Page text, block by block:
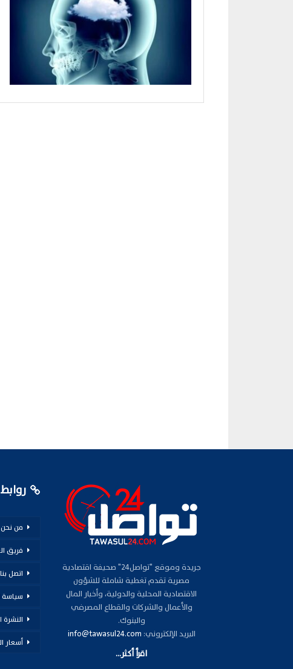
جريدة وموقع "تواصل24" صحيفة اقتصادية
مصرية تقدم تغطية شاملة للشؤون
الاقتصادية المحلية والدولية، وأخبار المال
والأعمال والشركات والقطاع المصرفي
والبنوك.
البريد الإلكتروني: info@tawasul24.com
اقرأ أكثر...
من نحن
فريق
اتصل بنا
سياسة
النشرة
أسعار